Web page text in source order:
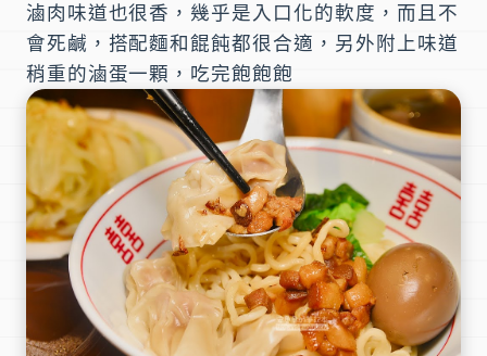
滷肉味道也很香，幾乎是入口化的軟度，而且不
會死鹹，搭配麵和餛飩都很合適，另外附上味道
稍重的滷蛋一顆，吃完飽飽飽